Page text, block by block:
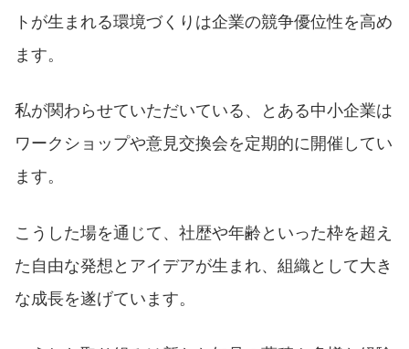
トが生まれる環境づくりは企業の競争優位性を高め
ます。
私が関わらせていただいている、とある中小企業は
ワークショップや意見交換会を定期的に開催してい
ます。
こうした場を通じて、社歴や年齢といった枠を超え
た自由な発想とアイデアが生まれ、組織として大き
な成長を遂げています。